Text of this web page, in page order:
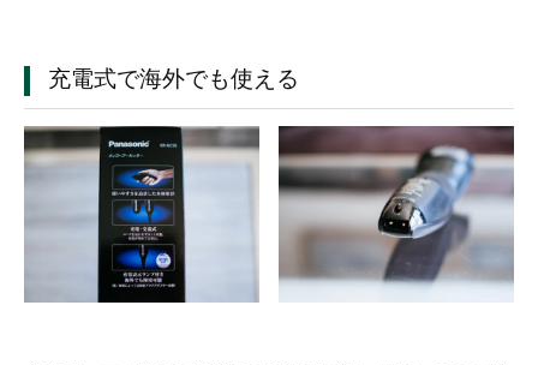
充電式で海外でも使える